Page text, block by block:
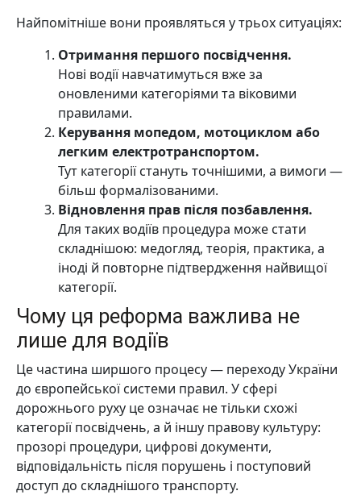
Найпомітніше вони проявляться у трьох ситуаціях:
Отримання першого посвідчення.
Нові водії навчатимуться вже за
оновленими категоріями та віковими
правилами.
Керування мопедом, мотоциклом або
легким електротранспортом.
Тут категорії стануть точнішими, а вимоги —
більш формалізованими.
Відновлення прав після позбавлення.
Для таких водіїв процедура може стати
складнішою: медогляд, теорія, практика, а
іноді й повторне підтвердження найвищої
категорії.
Чому ця реформа важлива не
лише для водіїв
Це частина ширшого процесу — переходу України
до європейської системи правил. У сфері
дорожнього руху це означає не тільки схожі
категорії посвідчень, а й іншу правову культуру:
прозорі процедури, цифрові документи,
відповідальність після порушень і поступовий
доступ до складнішого транспорту.